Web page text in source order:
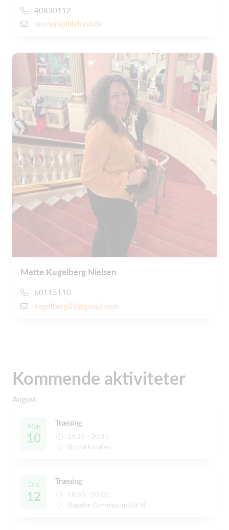
40830112
morten@lillelund.dk
Mette Kugelberg Nielsen
60115110
kugelberg89@gmail.com
Kommende aktiviteter
August
Man
10
Træning
19:15 - 20:45
Nymarkshallen
Ons
12
Træning
18:30 - 20:00
Slagelse Gymnasium Hal N